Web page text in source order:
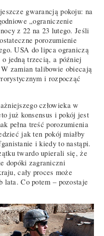
gwarancją pokoju: na
„ograniczenie
z 22 na 23 lutego. Jeśli
porozumienie
USA do lipca ograniczą
jedną trzecią, a później
zamian talibowie obiecają
i rozpocząć
człowieka w
już konsensus i pokój jest
pełna treść porozumienia
jak ten pokój miałby
i kiedy to nastąpi.
twardo upierali się, że
dopóki zagraniczni
cały proces może
lata. Co potem – pozostaje